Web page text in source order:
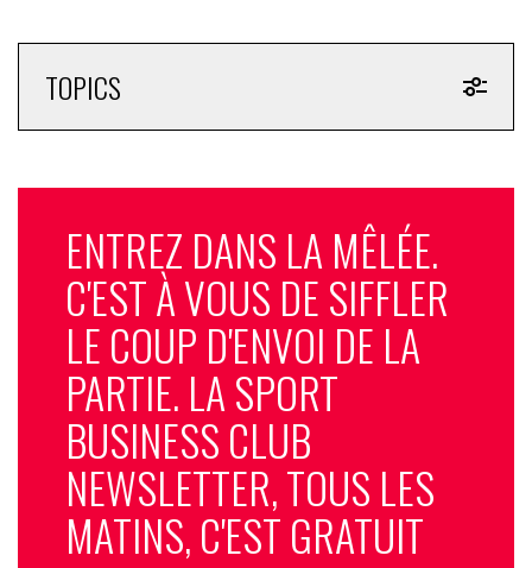
TOPICS
ENTREZ DANS LA MÊLÉE.
C'EST À VOUS DE SIFFLER
LE COUP D'ENVOI DE LA
PARTIE. LA SPORT
BUSINESS CLUB
NEWSLETTER, TOUS LES
MATINS, C'EST GRATUIT